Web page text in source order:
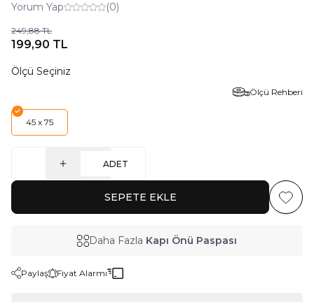
Yorum Yap (0)
249,88TL
199,90 TL
Ölçü Seçiniz
Ölçü Rehberi
45 x 75
ADET
SEPETE EKLE
Daha Fazla Kapı Önü Paspası
Paylaş Fiyat Alarmı